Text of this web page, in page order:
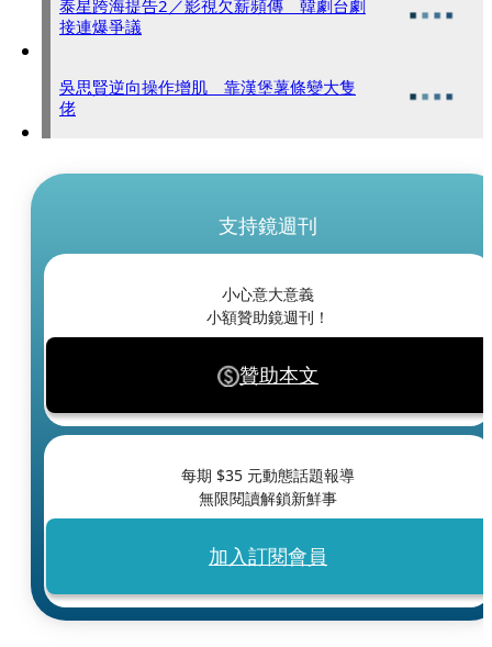
泰星跨海提告2／影視欠薪頻傳 韓劇台劇
接連爆爭議
吳思賢逆向操作增肌 靠漢堡薯條變大隻
佬
支持鏡週刊
小心意大意義
小額贊助鏡週刊！
贊助本文
每期 $35 元動態話題報導
無限閱讀解鎖新鮮事
加入訂閱會員